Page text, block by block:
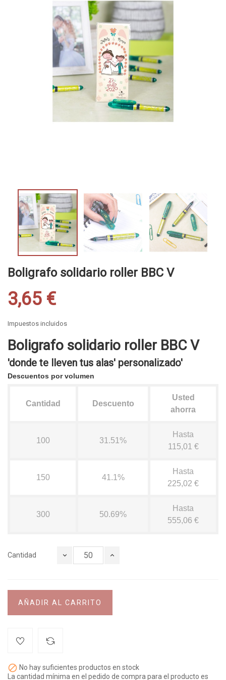
Boligrafo solidario roller BBC V
3,65 €
Impuestos incluidos
Boligrafo solidario roller BBC V
'donde te lleven tus alas' personalizado'
Descuentos por volumen
Cantidad Descuento
Usted
ahorra
100 31.51%
Hasta
115,01 €
150 41.1%
Hasta
225,02 €
300 50.69%
Hasta
555,06 €
Cantidad
AÑADIR AL CARRITO
 No hay suficientes productos en stock
La cantidad mínima en el pedido de compra para el producto es